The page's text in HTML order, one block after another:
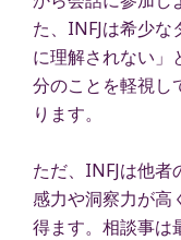
た、INFJは希少な
に理解されない」
分のことを軽視し
ります。
ただ、INFJは他
感力や洞察力が高
得ます。相談事は